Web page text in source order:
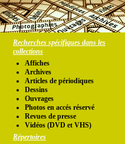
Recherches spécifiques dans les
collections
Affiches
Archives
Articles de périodiques
Dessins
Ouvrages
Photos en accés réservé
Revues de presse
Vidéos (DVD et VHS)
Répertoires